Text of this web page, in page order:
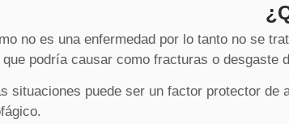
no es una enfermedad por lo tanto no se
que podría causar como fracturas o desgaste
situaciones puede ser un factor protector